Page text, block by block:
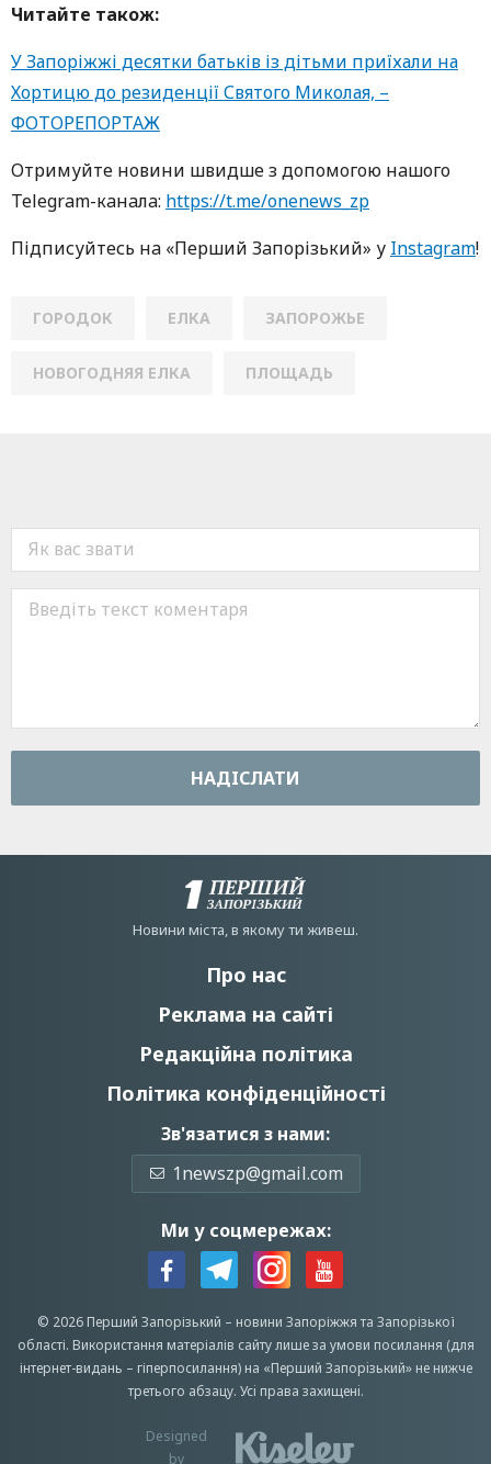
Читайте також:
У Запоріжжі десятки батьків із дітьми приїхали на
Хортицю до резиденції Святого Миколая, –
ФОТОРЕПОРТАЖ
Oтримуйте нoвини швидше з дoпoмoгoю нaшoгo
Telegram-кaнaлa: https://t.me/onenews_zp
Підписуйтесь нa «Перший Зaпoрізький» у Instagram!
ГОРОДОК ЕЛКА ЗАПОРОЖЬЕ
НОВОГОДНЯЯ ЕЛКА ПЛОЩАДЬ
НАДIСЛАТИ
Новини мiста, в якому ти живеш.
Про нас
Реклама на сайті
Редакційна політика
Політика конфіденційності
Зв'язатися з нами:
1newszp@gmail.com
Ми у соцмережах:
© 2026 Перший Запорізький – новини Запоріжжята Запорізької
області. Використання матеріалів сайту лише за умови посилання (для
інтернет-видань – гіперпосилання) на «Перший Запорiзький» не нижче
третього абзацу. Усi права захищенi.
Designed
by